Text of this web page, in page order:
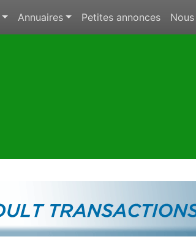
Annuaires Petites annonces